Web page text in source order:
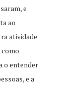
e
ao
atividade
o entender
e a